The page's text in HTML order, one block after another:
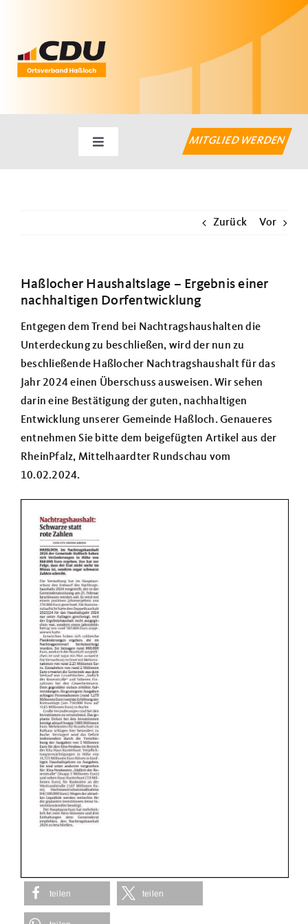
springen
Toggle
Navigation
Termine
MITGLIED WERDEN
Zurück Vor
Haßlocher Haushaltslage – Ergebnis einer
nachhaltigen Dorfentwicklung
Entgegen dem Trend bei Nachtragshaushalten die
Unterdeckung zu beschließen, wird der nun zu
beschließende Haßlocher Nachtragshaushalt für das
Jahr 2024 einen Überschuss ausweisen. Wir sehen
darin eine Bestätigung der guten, nachhaltigen
Entwicklung unserer Gemeinde Haßloch. Genaueres
entnehmen Sie bitte dem beigefügten Artikel aus der
RheinPfalz, Mittelhaardter Rundschau vom
10.02.2024.
teilen teilen